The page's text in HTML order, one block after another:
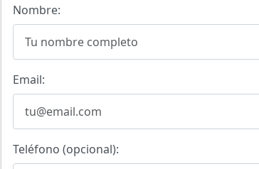
Nombre:
Email:
Teléfono (opcional):